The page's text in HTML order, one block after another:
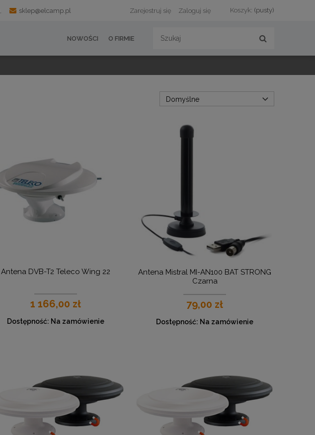
Koszyk: (pusty)
Zarejestruj się Zaloguj się
sklep@elcamp.pl
NOWOŚCI O FIRMIE
Antena DVB-T2 Teleco Wing 22
1 166,00 zł
Dostępność: Na zamówienie
Antena Mistral MI-AN100 BAT STRONG
Czarna
79,00 zł
Dostępność: Na zamówienie